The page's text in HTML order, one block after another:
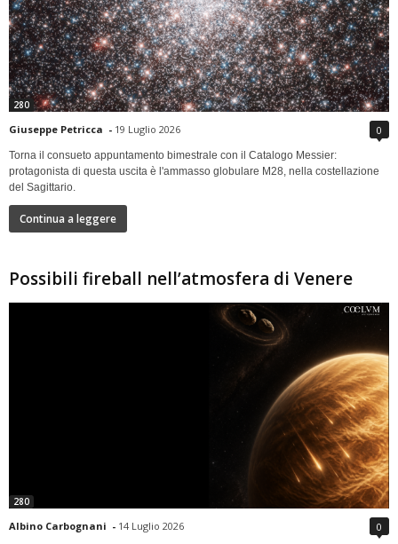
280
Giuseppe Petricca - 19 Luglio 2026 0
Torna il consueto appuntamento bimestrale con il Catalogo Messier:
protagonista di questa uscita è l'ammasso globulare M28, nella costellazione
del Sagittario.
Continua a leggere
Possibili fireball nell’atmosfera di Venere
280
Albino Carbognani - 14 Luglio 2026 0